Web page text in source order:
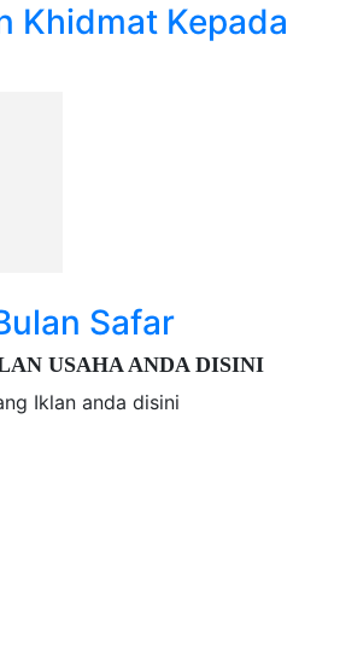
Khidmat Kepada
Safar
USAHA ANDA DISINI
Iklan anda disini